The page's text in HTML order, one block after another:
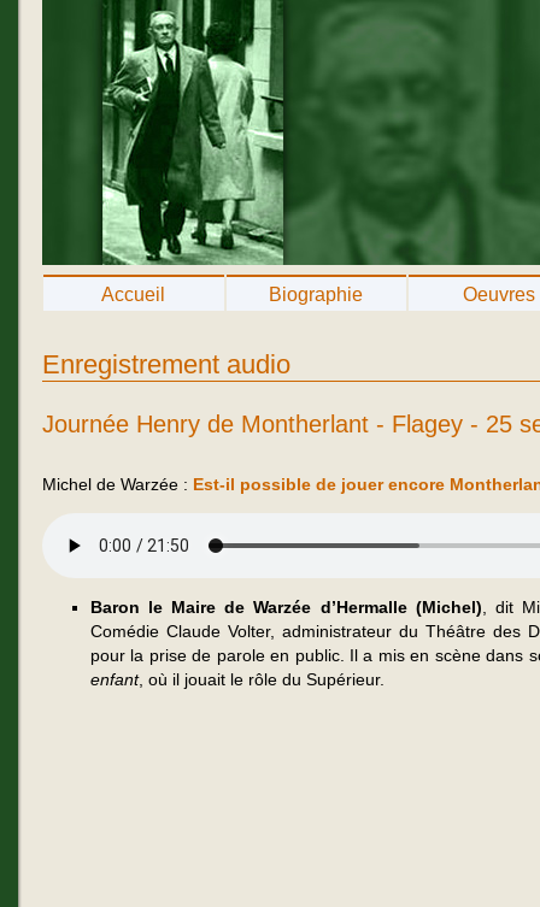
Accueil Biographie Oeuvres
Enregistrement audio
Journée Henry de Montherlant - Flagey - 25
Michel de Warzée : Est-il possible de jouer encore
Baron le Maire de Warzée d’Hermalle (Michel) , dit
Comédie Claude Volter, administrateur du Théâtre des
pour la prise de parole en public. Il a mis en scène dans
enfant, où il jouait le rôle du Supérieur.